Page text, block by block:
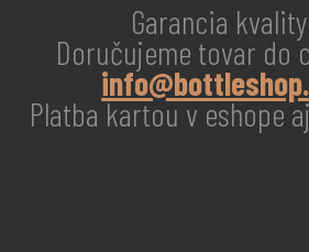
Garancia kvality
Doručujeme tovar do
Platba kartou v eshope